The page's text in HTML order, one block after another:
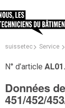
suissetec Service
N° d’article
Données
451/452/